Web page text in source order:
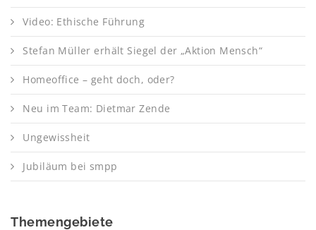
Video: Ethische Führung
Stefan Müller erhält Siegel der „Aktion Mensch“
Homeoffice – geht doch, oder?
Neu im Team: Dietmar Zende
Ungewissheit
Jubiläum bei smpp
Themengebiete